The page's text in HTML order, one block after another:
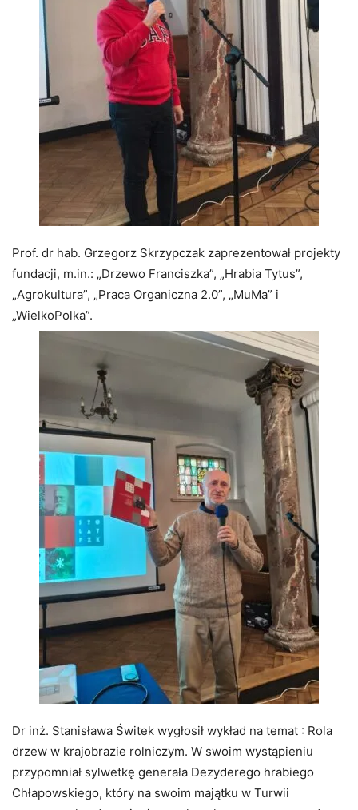
Prof. dr hab. Grzegorz Skrzypczak zaprezentował projekty
fundacji, m.in.: „Drzewo Franciszka”, „Hrabia Tytus”,
„Agrokultura”, „Praca Organiczna 2.0”, „MuMa” i
„WielkoPolka”.
Dr inż. Stanisława Świtek wygłosił wykład na temat : Rola
drzew w krajobrazie rolniczym. W swoim wystąpieniu
przypomniał sylwetkę generała Dezyderego hrabiego
Chłapowskiego, który na swoim majątku w Turwii